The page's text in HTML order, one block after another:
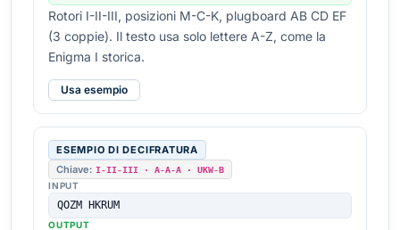
Rotori I-II-III, posizioni M-C-K, plugboard AB CD EF
(3 coppie). Il testo usa solo lettere A-Z, come la
Enigma I storica.
Usa esempio
ESEMPIO DI DECIFRATURA
Chiave: I-II-III · A-A-A · UKW-B
INPUT
QOZM HKRUM
OUTPUT